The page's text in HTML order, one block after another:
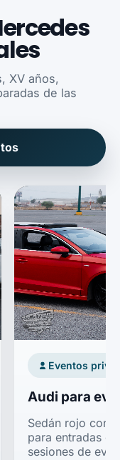
XV años,
de las
Eventos
Audi para
Sedán rojo con
para entradas
sesiones de